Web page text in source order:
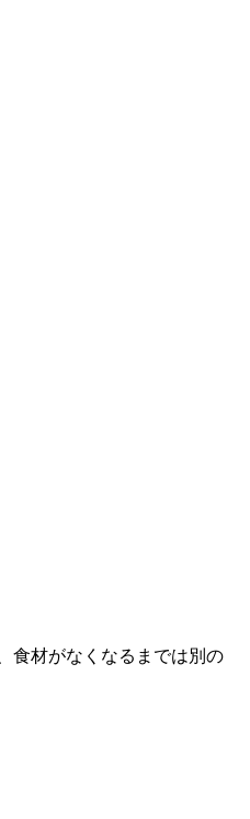
食材がなくなるまでは別の